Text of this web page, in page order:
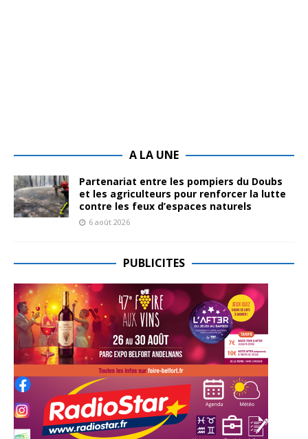
A LA UNE
Partenariat entre les pompiers du Doubs
et les agriculteurs pour renforcer la lutte
contre les feux d’espaces naturels
6 août 2026
PUBLICITES